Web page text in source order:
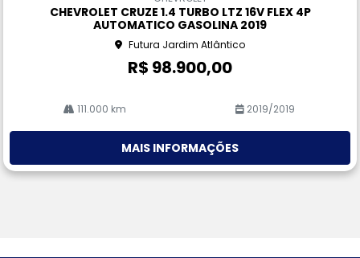
CHEVROLET CRUZE 1.4 TURBO LTZ 16V FLEX 4P
AUTOMATICO GASOLINA 2019
Futura Jardim Atlântico
R$ 98.900,00
111.000 km 2019/2019
MAIS INFORMAÇÕES